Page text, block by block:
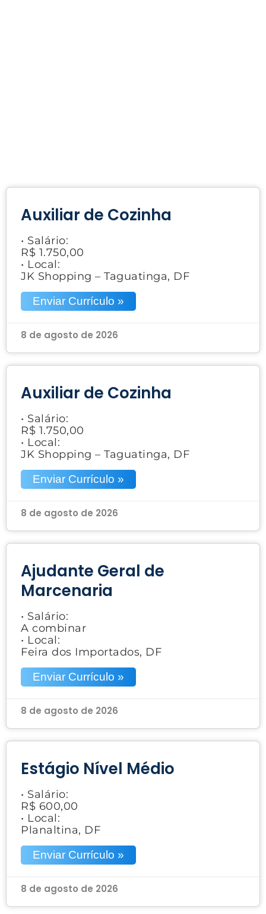
Auxiliar de Cozinha
• Salário:
R$ 1.750,00
• Local:
JK Shopping – Taguatinga, DF
Enviar Currículo »
8 de agosto de 2026
Auxiliar de Cozinha
• Salário:
R$ 1.750,00
• Local:
JK Shopping – Taguatinga, DF
Enviar Currículo »
8 de agosto de 2026
Ajudante Geral de
Marcenaria
• Salário:
A combinar
• Local:
Feira dos Importados, DF
Enviar Currículo »
8 de agosto de 2026
Estágio Nível Médio
• Salário:
R$ 600,00
• Local:
Planaltina, DF
Enviar Currículo »
8 de agosto de 2026